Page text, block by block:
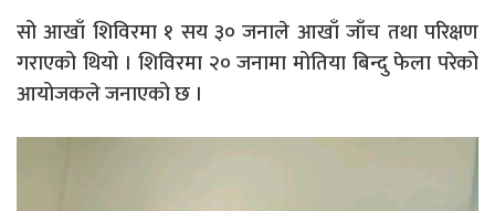
सो आखाँ शिविरमा १ सय ३० जनाले आखाँ जाँच तथा परिक्षण
गराएको थियो । शिविरमा २० जनामा मोतिया बिन्दु फेला परेको
आयोजकले जनाएको छ ।